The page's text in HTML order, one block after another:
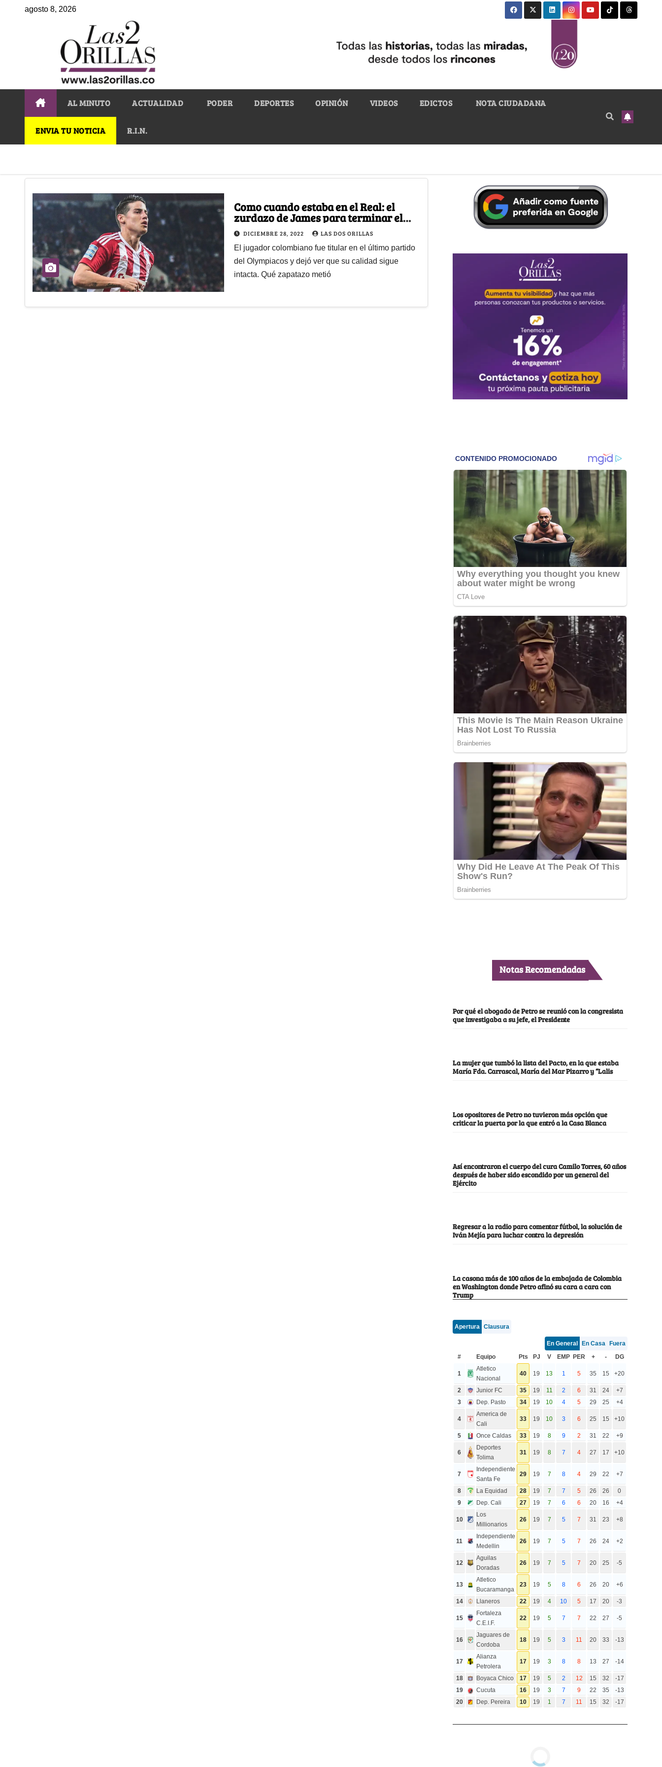
agosto 8, 2026
AL MINUTO ACTUALIDAD PODER DEPORTES OPINIÓN VIDEOS EDICTOS NOTA CIUDADANA
ENVIA TU NOTICIA R.I.N.
Como cuando estaba en el Real: el
zurdazo de James para terminar el
2022 con un golazo de antología
DICIEMBRE 28, 2022 LAS DOS ORILLAS
El jugador colombiano fue titular en el último partido
del Olympiacos y dejó ver que su calidad sigue
intacta. Qué zapatazo metió
Notas Recomendadas
Por qué el abogado de Petro se reunió con la congresista
que investigaba a su jefe, el Presidente
La mujer que tumbó la lista del Pacto, en la que estaba
María Fda. Carrascal, María del Mar Pizarro y “Lalis
Los opositores de Petro no tuvieron más opción que
criticar la puerta por la que entró a la Casa Blanca
Así encontraron el cuerpo del cura Camilo Torres, 60 años
después de haber sido escondido por un general del
Ejército
Regresar a la radio para comentar fútbol, la solución de
Iván Mejía para luchar contra la depresión
La casona más de 100 años de la embajada de Colombia
en Washington donde Petro afinó su cara a cara con
Trump
Apertura Clausura
En General En Casa
Fuera
#
Equipo Pts PJ V EMP PER + - DG
1
Atletico
Nacional
40 19 13 1 5 35 15 +20
2 Junior FC 35 19 11 2 6 31 24
+7
3
Dep. Pasto 34 19 10 4 5 29 25 +4
4
America de
Cali
33 19 10 3 6 25 15 +10
5 Once Caldas 33 19 8 9 2 31 22 +9
6
Deportes
Tolima
31 19 8 7 4 27 17 +10
7
Independiente
Santa Fe
29 19 7 8 4 29 22 +7
8 La Equidad 28 19 7 7 5 26 26
0
9
Dep. Cali 27 19 7 6 6 20 16 +4
10
Los
Millionarios
26 19 7 5 7 31 23 +8
11
Independiente
Medellin
26 19 7 5 7 26 24 +2
12
Aguilas
Doradas
26 19 7 5 7 20 25 -5
13
Atletico
Bucaramanga
23 19 5 8 6 26 20 +6
14 Llaneros 22 19 4 10 5 17 20 -3
15
Fortaleza
C.E.I.F.
22 19 5 7 7 22 27 -5
16
Jaguares de
Cordoba
18 19 5 3 11 20 33 -13
17
Alianza
Petrolera
17 19 3 8 8 13 27 -14
18 Boyaca Chico 17 19 5 2 12 15 32
-17
19
Cucuta 16 19 3 7 9 22 35
-13
20
Dep. Pereira 10 19 1 7 11 15 32 -17